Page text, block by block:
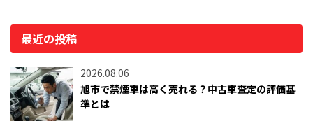
最近の投稿
2026.08.06
旭市で禁煙車は高く売れる？中古車査定の評価基
準とは